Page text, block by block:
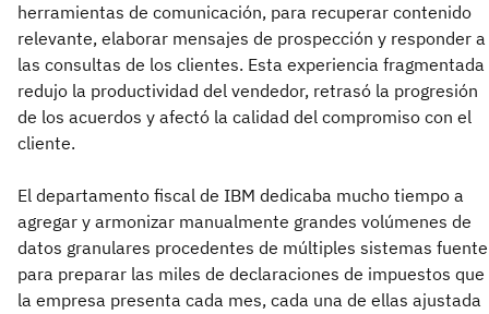
herramientas de comunicación, para recuperar contenido
relevante, elaborar mensajes de prospección y responder a
las consultas de los clientes. Esta experiencia fragmentada
redujo la productividad del vendedor, retrasó la progresión
de los acuerdos y afectó la calidad del compromiso con el
cliente.
El departamento fiscal de IBM dedicaba mucho tiempo a
agregar y armonizar manualmente grandes volúmenes de
datos granulares procedentes de múltiples sistemas fuente
para preparar las miles de declaraciones de impuestos que
la empresa presenta cada mes, cada una de ellas ajustada